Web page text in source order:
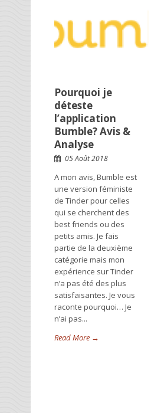
Pourquoi je
déteste
l’application
Bumble? Avis &
Analyse
05 Août 2018
A mon avis, Bumble est
une version féministe
de Tinder pour celles
qui se cherchent des
best friends ou des
petits amis. Je fais
partie de la deuxième
catégorie mais mon
expérience sur Tinder
n’a pas été des plus
satisfaisantes. Je vous
raconte pourquoi… Je
n’ai pas...
Read More →